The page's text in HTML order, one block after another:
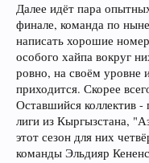
Далее идёт пара
финале, команда по
написать хорошие
особого хайпа вокруг
ровно, на своём уровне
приходится. Скорее
Оставшийся коллектив
лиги из Кыргызстана,
этот сезон для них
команды Эльдияр